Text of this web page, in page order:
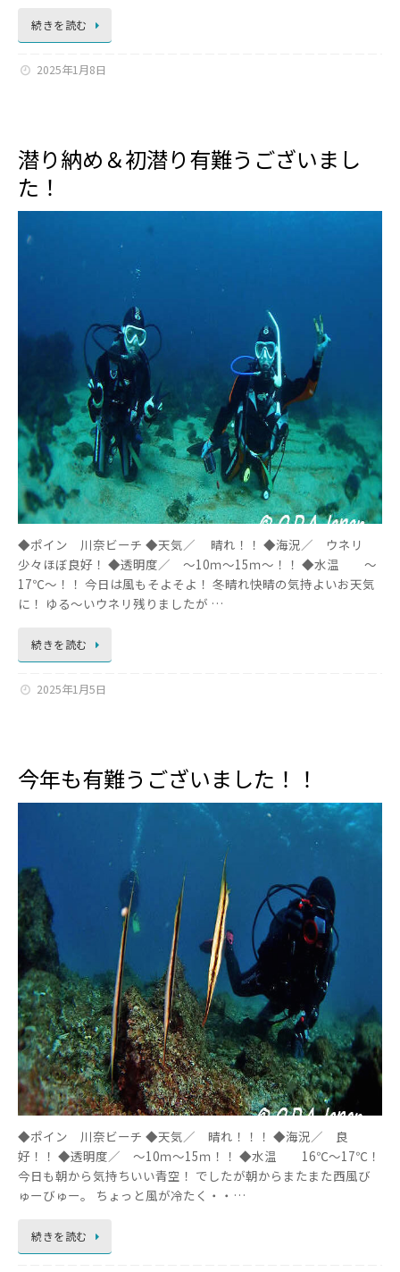
続きを読む
2025年1月8日
潜り納め＆初潜り有難うございまし
た！
◆ポイン 川奈ビーチ ◆天気／ 晴れ！！ ◆海況／ ウネリ
少々ほぼ良好！ ◆透明度／ ～10ｍ～15ｍ～！！ ◆水温 ～
17℃～！！ 今日は風もそよそよ！ 冬晴れ快晴の気持よいお天気
に！ ゆる～いウネリ残りましたが …
続きを読む
2025年1月5日
今年も有難うございました！！
◆ポイン 川奈ビーチ ◆天気／ 晴れ！！！ ◆海況／ 良
好！！ ◆透明度／ ～10ｍ～15ｍ！！ ◆水温 16℃～17℃！
今日も朝から気持ちいい青空！ でしたが朝からまたまた西風び
ゅーびゅー。 ちょっと風が冷たく・・…
続きを読む